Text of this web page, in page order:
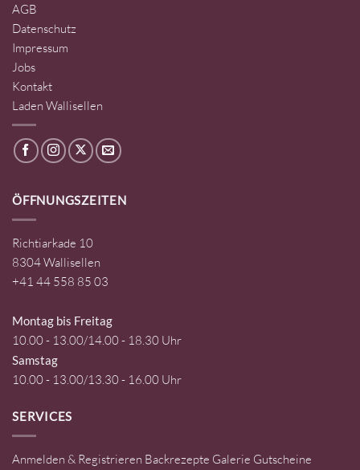
AGB
Datenschutz
Impressum
Jobs
Kontakt
Laden Wallisellen
ÖFFNUNGSZEITEN
Richtiarkade 10
8304 Wallisellen
+41 44 558 85 03
Montag bis Freitag
10.00 - 13.00/14.00 - 18.30 Uhr
Samstag
10.00 - 13.00/13.30 - 16.00 Uhr
SERVICES
Anmelden & Registrieren Backrezepte Galerie Gutscheine